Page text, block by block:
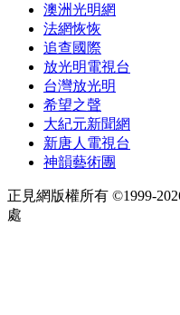
澳洲光明網
法網恢恢
追查國際
放光明電視台
台灣放光明
希望之聲
大紀元新聞網
新唐人電視台
神韻藝術團
正見網版權所有 ©1999-
處